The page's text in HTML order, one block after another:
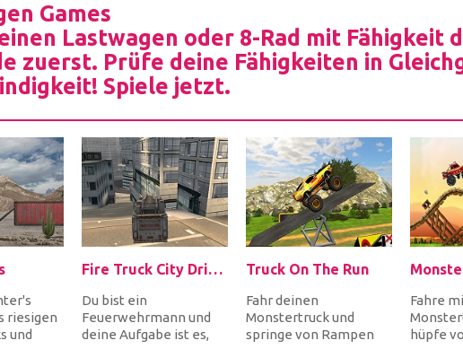
Games
Lastwagen oder 8-Rad mit Fähigkeit
zuerst. Prüfe deine Fähigkeiten in
Spiele jetzt.
riesigen
und
Fire Truck City Driving Sim
Du bist ein
Feuerwehrmann und
deine Aufgabe ist es,
Truck On The Run
Fahr deinen
Monstertruck und
springe von Rampen
Fahre
hüpfe